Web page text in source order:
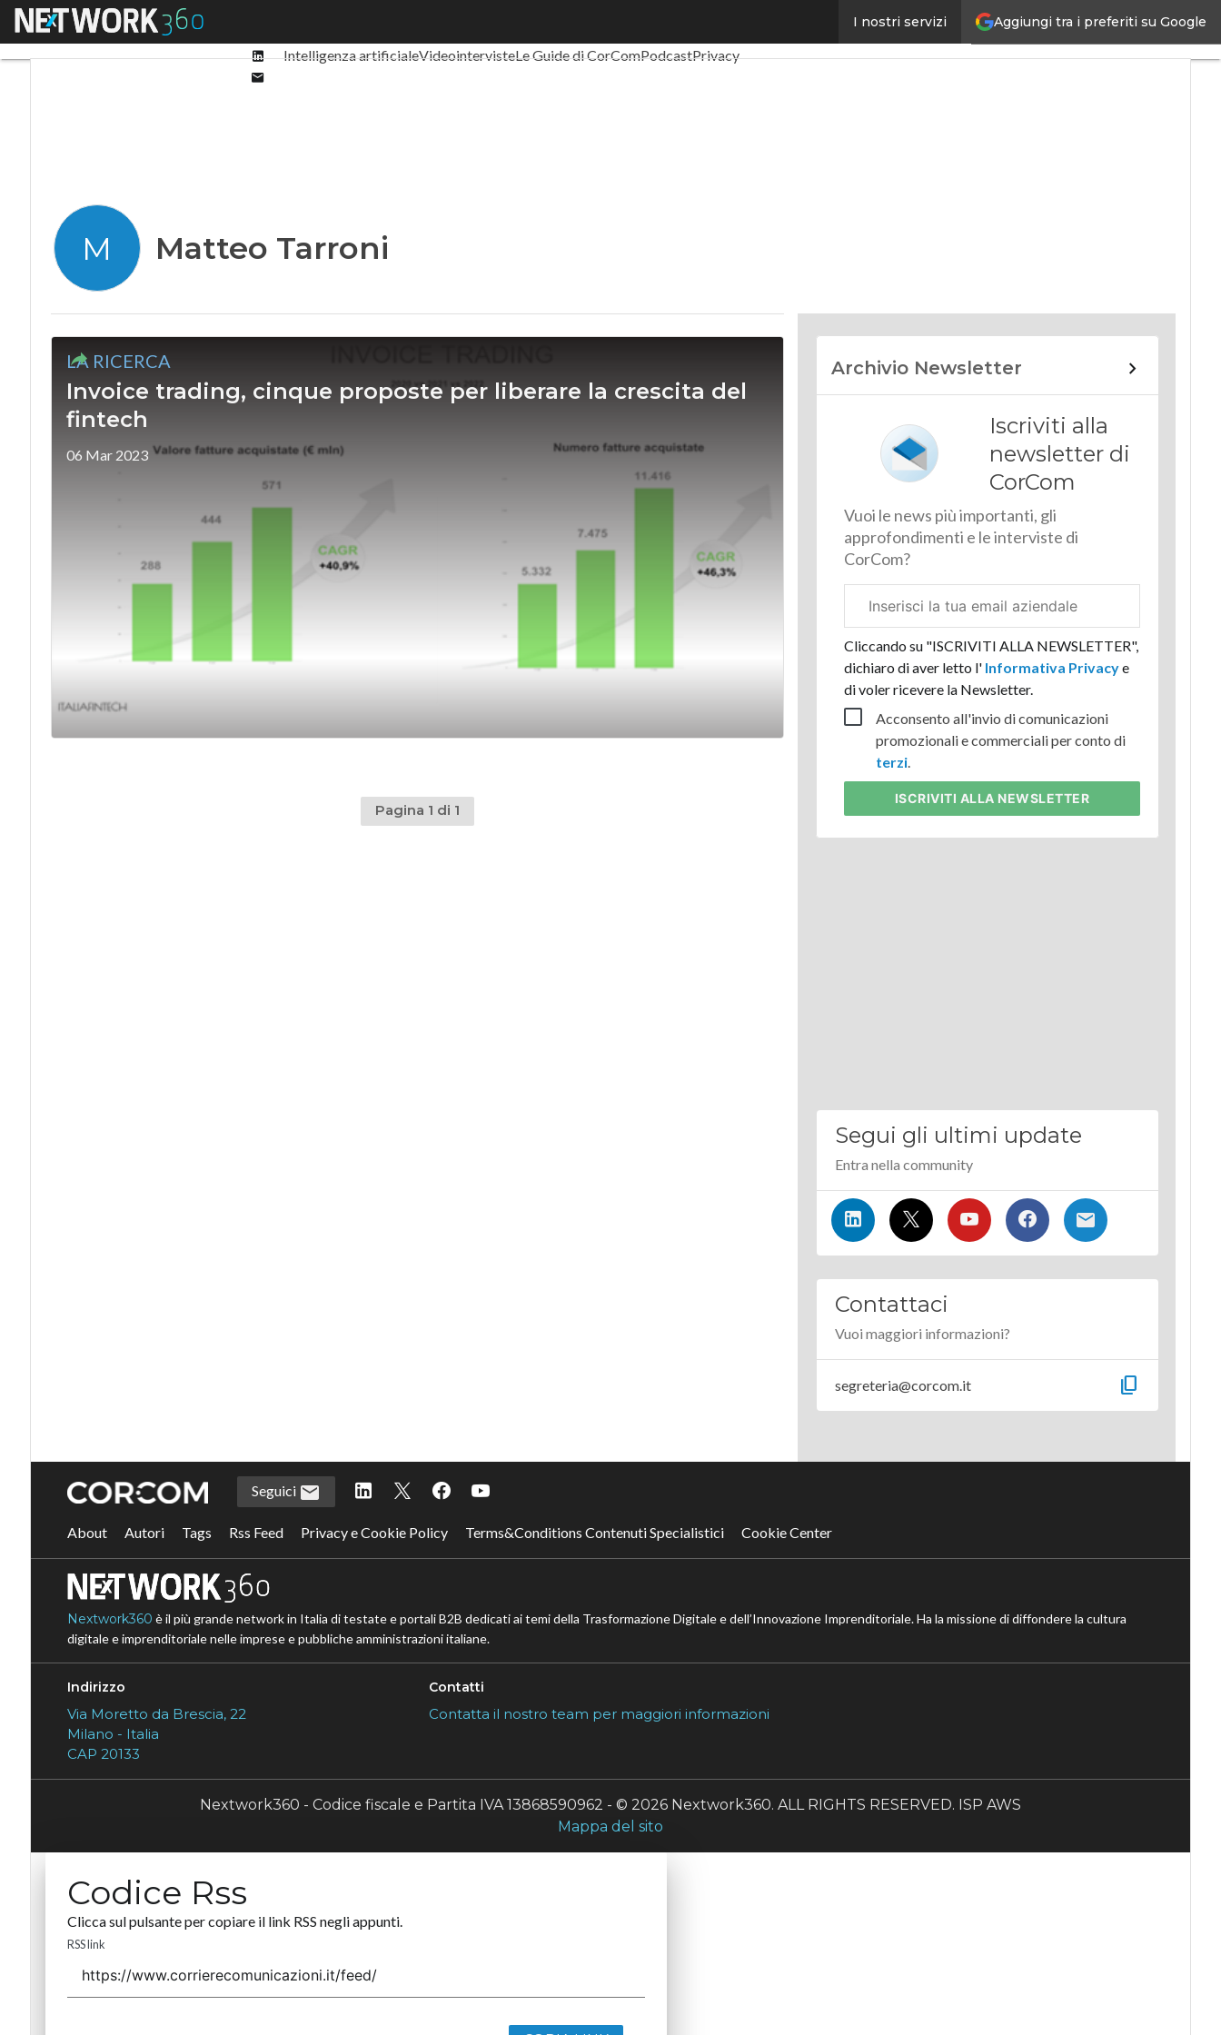
Aggiungi tra i preferiti su Google
I nostri servizi
Menu
Linkedin
Intelligenza artificialeVideointervisteLe Guide di CorComPodcastPrivacy
M Matteo Tarroni
LA RICERCA
Invoice trading, cinque proposte per liberare la crescita del
fintech
06 Mar 2023
Pagina 1 di 1
Archivio Newsletter
Iscriviti alla
newsletter di
CorCom
Vuoi le news più importanti, gli
approfondimenti e le interviste di
CorCom?
aziendale
Cliccando su "ISCRIVITI ALLA NEWSLETTER",
dichiaro di aver letto l'Informativa Privacye
di voler ricevere la Newsletter.
Acconsento all'invio di comunicazioni
promozionali e commerciali per conto di
terzi.
ISCRIVITI ALLA NEWSLETTER
Segui gli ultimi update
Entra nella community
Contattaci
Vuoi maggiori informazioni?
segreteria@corcom.it content_copy
Seguici
About Autori Tags Rss Feed Privacy e Cookie Policy Terms&Conditions Contenuti Specialistici Cookie Center
Nextwork360 è il più grande network in Italia di testate e portali B2B dedicati ai temi della Trasformazione Digitale e dell’Innovazione Imprenditoriale. Ha la missione di diffondere la cultura
digitale e imprenditoriale nelle imprese e pubbliche amministrazioni italiane.
Indirizzo
Via Moretto da Brescia, 22
Milano - Italia
CAP 20133
Contatti
Contatta il nostro team per maggiori informazioni
Nextwork360 - Codice fiscale e Partita IVA 13868590962 - © 2026 Nextwork360. ALL RIGHTS RESERVED. ISP AWS
Mappa del sito
Codice Rss
Clicca sul pulsante per copiare il link RSS negli appunti.
RSS link